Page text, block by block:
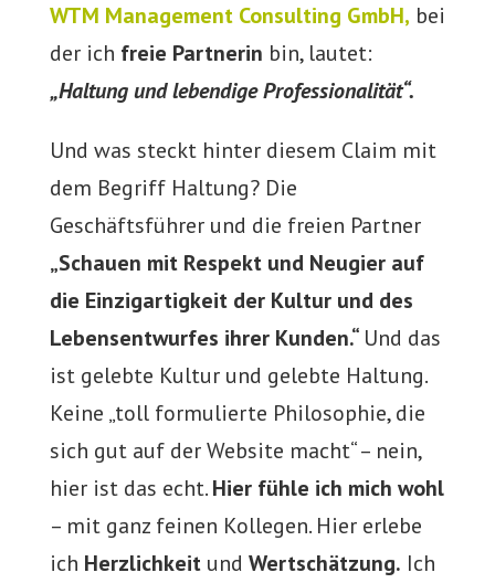
WTM Management Consulting GmbH, bei
der ich freie Partnerin bin, lautet:
„Haltung und lebendige Professionalität“.
Und was steckt hinter diesem Claim mit
dem Begriff Haltung? Die
Geschäftsführer und die freien Partner
„Schauen mit Respekt und Neugier auf
die Einzigartigkeit der Kultur und des
Lebensentwurfes ihrer Kunden.“ Und das
ist gelebte Kultur und gelebte Haltung.
Keine „toll formulierte Philosophie, die
sich gut auf der Website macht“ – nein,
hier ist das echt.Hier fühle ich mich wohl
– mit ganz feinen Kollegen. Hier erlebe
ich Herzlichkeit und Wertschätzung. Ich